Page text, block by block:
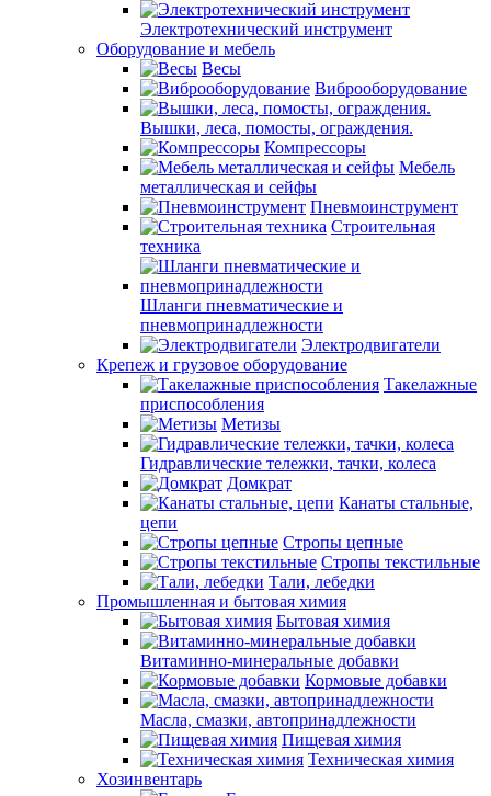
Электротехнический инструмент
Оборудование и мебель
Весы
Виброоборудование
Вышки, леса, помосты, ограждения.
Компрессоры
Мебель
металлическая и сейфы
Пневмоинструмент
Строительная
техника
Шланги пневматические и
пневмопринадлежности
Электродвигатели
Крепеж и грузовое оборудование
Такелажные
приспособления
Метизы
Гидравлические тележки, тачки, колеса
Домкрат
Канаты стальные,
цепи
Стропы цепные
Стропы текстильные
Тали, лебедки
Промышленная и бытовая химия
Бытовая химия
Витаминно-минеральные добавки
Кормовые добавки
Масла, смазки, автопринадлежности
Пищевая химия
Техническая химия
Хозинвентарь